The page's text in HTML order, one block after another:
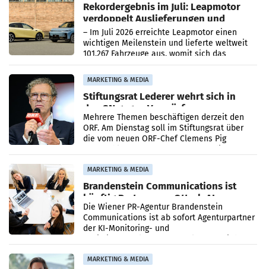
Rekordergebnis im Juli: Leapmotor
verdoppelt Auslieferungen und
überschreitet die 100.000er-Marke
– Im Juli 2026 erreichte Leapmotor einen
wichtigen Meilenstein und lieferte weltweit
101.267 Fahrzeuge aus, womit sich das
Ergebnis gegenüber Juli 2025 mehr als
verdoppelte (+102
MARKETING & MEDIA
Stiftungsrat Lederer wehrt sich in
den SN gegen Vorwürfe
Mehrere Themen beschäftigen derzeit den
ORF. Am Dienstag soll im Stiftungsrat über
die vom neuen ORF-Chef Clemens Pig
MARKETING & MEDIA
Brandenstein Communications ist
künftig Partner von OtterlyAI
Die Wiener PR-Agentur Brandenstein
Communications ist ab sofort Agenturpartner
der KI-Monitoring- und
MARKETING & MEDIA